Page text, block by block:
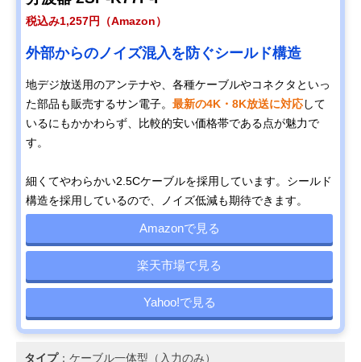
税込み1,257円（Amazon）
外部からのノイズ混入を防ぐシールド構造
地デジ放送用のアンテナや、各種ケーブルやコネクタといっ
た部品も販売するサン電子。 最新の4K・8K放送に対応して
いるにもかかわらず、比較的安い価格帯である点が魅力で
す。
細くてやわらかい2.5Cケーブルを採用しています。シールド
構造を採用しているので、ノイズ低減も期待できます。
Amazonで見る
楽天市場で見る
Yahoo!で見る
タイプ：ケーブル一体型（入力のみ）